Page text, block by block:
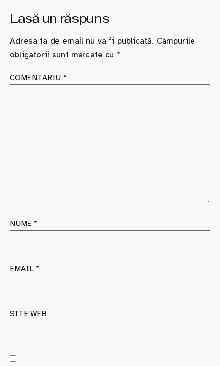
Lasă un răspuns
Adresa ta de email nu va fi publicată. Câmpurile
obligatorii sunt marcate cu *
COMENTARIU *
NUME *
EMAIL *
SITE WEB